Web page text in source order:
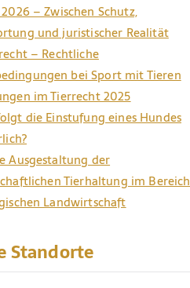
– Zwischen Schutz,
und juristischer Realität
– Rechtliche
bei Sport mit Tieren
im Tierrecht 2025
die Einstufung eines Hundes
Ausgestaltung der
Tierhaltung im Bereich
Landwirtschaft
Standorte